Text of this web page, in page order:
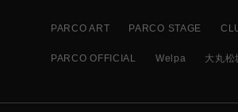
PARCO ART PARCO STAGE
PARCO OFFICIAL Welpa 大丸